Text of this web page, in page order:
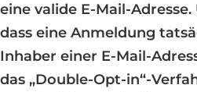
eine valide E-Mail-
dass eine Anmeldung
Inhaber einer E-Mail-
das „Double-Opt-in“-